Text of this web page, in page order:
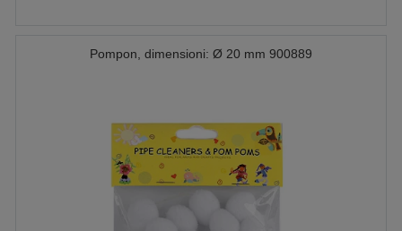
Pompon, dimensioni: Ø 20 mm 900889